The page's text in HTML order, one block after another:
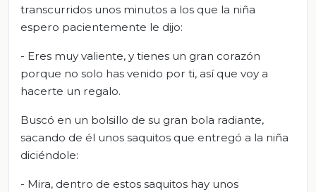
transcurridos unos minutos a los que la niña
espero pacientemente le dijo:
- Eres muy valiente, y tienes un gran corazón
porque no solo has venido por ti, así que voy a
hacerte un regalo.
Buscó en un bolsillo de su gran bola radiante,
sacando de él unos saquitos que entregó a la niña
diciéndole:
- Mira, dentro de estos saquitos hay unos